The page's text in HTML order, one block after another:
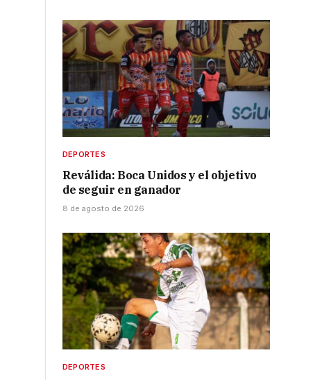
DEPORTES
Reválida: Boca Unidos y el objetivo
de seguir en ganador
8 de agosto de 2026
DEPORTES